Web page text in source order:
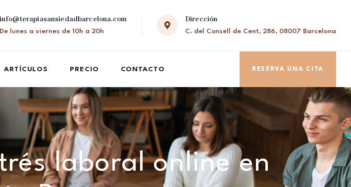
info@terapiasansiedadbarcelona.com
De lunes a viernes de 10h a 20h
Dirección
C. del Consell de Cent, 286, 08007 Barcelona
ARTÍCULOS PRECIO CONTACTO RESERVA UNA CITA
laboral online en